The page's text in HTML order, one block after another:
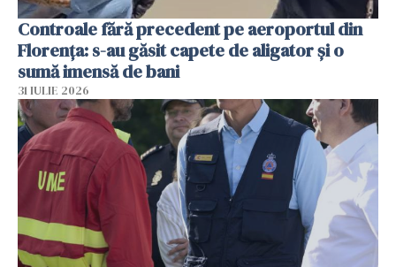
Controale fără precedent pe aeroportul din
Florența: s-au găsit capete de aligator și o
sumă imensă de bani
31 IULIE 2026